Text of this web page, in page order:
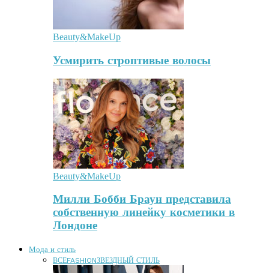
Beauty&MakeUp
Усмирить строптивые волосы
Beauty&MakeUp
Милли Бобби Браун представила
собственную линейку косметики в
Лондоне
Мода и стиль
ВСЕFASHIONЗВЕЗДНЫЙ СТИЛЬ